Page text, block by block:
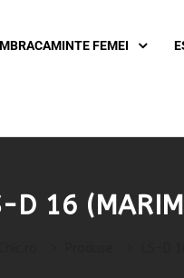
FEMEI
D 16